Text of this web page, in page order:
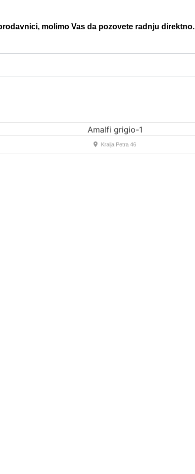
molimo Vas da pozovete radnju direktno.
Kralja Petra 46